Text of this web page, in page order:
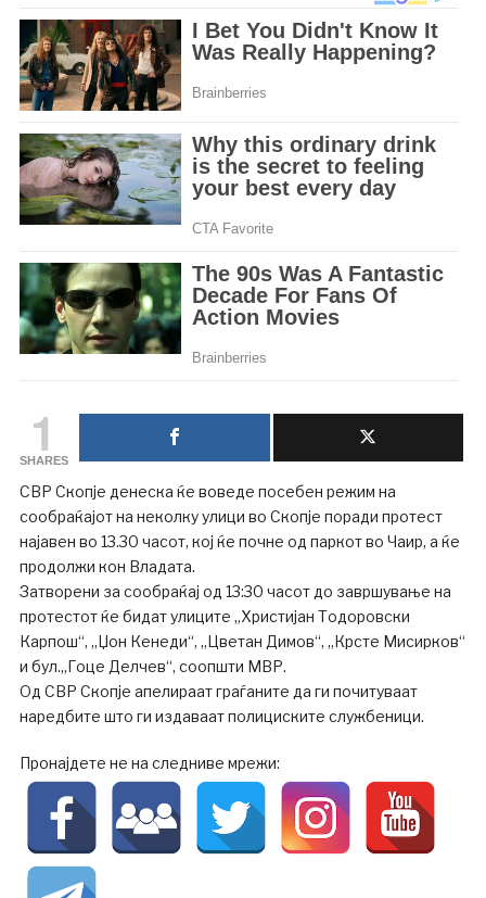
1
SHARES
СВР Скопје денеска ќе воведе посебен режим на
сообраќајот на неколку улици во Скопје поради протест
најавен во 13.30 часот, кој ќе почне од паркот во Чаир, а ќе
продолжи кон Владата.
Затворени за сообраќај од 13:30 часот до завршување на
протестот ќе бидат улиците „Христијан Тодоровски
Карпош“, „Џон Кенеди“, „Цветан Димов“, „Крсте Мисирков“
и бул.„Гоце Делчев“, соопшти МВР.
Од СВР Скопје апелираат граѓаните да ги почитуваат
наредбите што ги издаваат полициските службеници.
Пронајдете не на следниве мрежи: